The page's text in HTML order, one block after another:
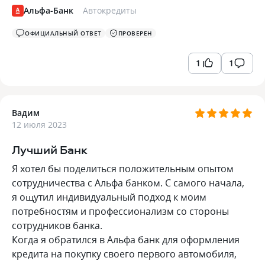
Альфа-Банк Автокредиты
ОФИЦИАЛЬНЫЙ ОТВЕТ ПРОВЕРЕН
1 1
Вадим
12 июля 2023
Лучший Банк
Я хотел бы поделиться положительным опытом
сотрудничества с Альфа банком. С самого начала,
я ощутил индивидуальный подход к моим
потребностям и профессионализм со стороны
сотрудников банка.
Когда я обратился в Альфа банк для оформления
кредита на покупку своего первого автомобиля,